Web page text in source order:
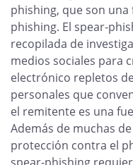
phishing, que son
phishing. El spear-
recopilada de
medios sociales para
electrónico repletos
personales que
el remitente es una
Además de muchas
protección contra el
spear-phishing